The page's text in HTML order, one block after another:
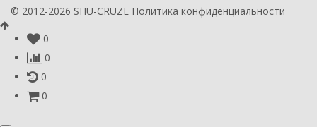
© 2012-2026 SHU-CRUZE Политика конфиденциальности
0
0
0
0